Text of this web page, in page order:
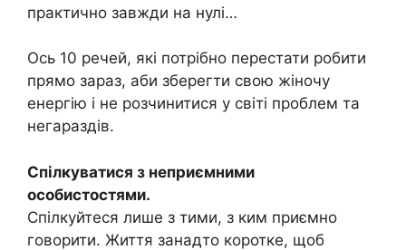
практично завжди на нулі…
Ось 10 речей, які потрібно перестати робити
прямо зараз, аби зберегти свою жіночу
енергію і не розчинитися у світі проблем та
негараздів.
Спілкуватися з неприємними
особистостями.
Спілкуйтеся лише з тими, з ким приємно
говорити. Життя занадто коротке, щоб